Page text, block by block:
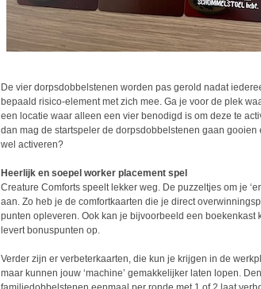
De vier dorpsdobbelstenen worden pas gerold nadat
bepaald risico-element met zich mee. Ga je voor de plek
een locatie waar alleen een vier benodigd is om deze te
dan mag de startspeler de dorpsdobbelstenen gaan
wel activeren?
Heerlijk en soepel worker placement spel
Creature Comforts speelt lekker weg. De puzzeltjes om je
aan. Zo heb je de comfortkaarten die je direct
punten opleveren. Ook kan je bijvoorbeeld een
levert bonuspunten op.
Verder zijn er verbeterkaarten, die kun je krijgen in de
maar kunnen jouw ‘machine’ gemakkelijker laten lopen.